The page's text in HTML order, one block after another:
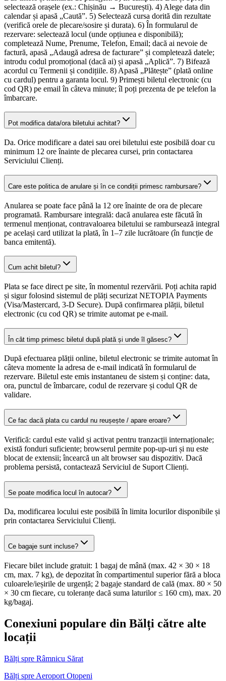
selectează orașele (ex.: Chișinău → București). 4) Alege data din
calendar și apasă „Caută”. 5) Selectează cursa dorită din rezultate
(verifică orele de plecare/sosire și durata). 6) În formularul de
rezervare: selectează locul (unde opțiunea e disponibilă);
completează Nume, Prenume, Telefon, Email; dacă ai nevoie de
factură, apasă „Adaugă adresa de facturare” și completează datele;
introdu codul promoțional (dacă ai) și apasă „Aplică”. 7) Bifează
acordul cu Termenii și condițiile. 8) Apasă „Plătește” (plată online
cu cardul) pentru a garanta locul. 9) Primești biletul electronic (cu
cod QR) pe email în câteva minute; îl poți prezenta de pe telefon la
îmbarcare.
Pot modifica data/ora biletului achitat?
Da. Orice modificare a datei sau orei biletului este posibilă doar cu
minimum 12 ore înainte de plecarea cursei, prin contactarea
Serviciului Clienți.
Care este politica de anulare și în ce condiții primesc rambursare?
Anularea se poate face până la 12 ore înainte de ora de plecare
programată. Rambursare integrală: dacă anularea este făcută în
termenul menționat, contravaloarea biletului se rambursează integral
pe același card utilizat la plată, în 1–7 zile lucrătoare (în funcție de
banca emitentă).
Cum achit biletul?
Plata se face direct pe site, în momentul rezervării. Poți achita rapid
și sigur folosind sistemul de plăți securizat NETOPIA Payments
(Visa/Mastercard, 3-D Secure). După confirmarea plății, biletul
electronic (cu cod QR) se trimite automat pe e-mail.
În cât timp primesc biletul după plată și unde îl găsesc?
După efectuarea plății online, biletul electronic se trimite automat în
câteva momente la adresa de e-mail indicată în formularul de
rezervare. Biletul este emis instantaneu de sistem și conține: data,
ora, punctul de îmbarcare, codul de rezervare și codul QR de
validare.
Ce fac dacă plata cu cardul nu reușește / apare eroare?
Verifică: cardul este valid și activat pentru tranzacții internaționale;
există fonduri suficiente; browserul permite pop-up-uri și nu este
blocat de extensii; încearcă un alt browser sau dispozitiv. Dacă
problema persistă, contactează Serviciul de Suport Clienți.
Se poate modifica locul în autocar?
Da, modificarea locului este posibilă în limita locurilor disponibile și
prin contactarea Serviciului Clienți.
Ce bagaje sunt incluse?
Fiecare bilet include gratuit: 1 bagaj de mână (max. 42 × 30 × 18
cm, max. 7 kg), de depozitat în compartimentul superior fără a bloca
culoarele/ieșirile de urgență; 2 bagaje standard de cală (max. 80 × 50
× 30 cm fiecare, cu toleranțe dacă suma laturilor ≤ 160 cm), max. 20
kg/bagaj.
Conexiuni populare din Bălți către alte
locații
Bălți spre Râmnicu Sărat
Bălți spre Aeroport Otopeni